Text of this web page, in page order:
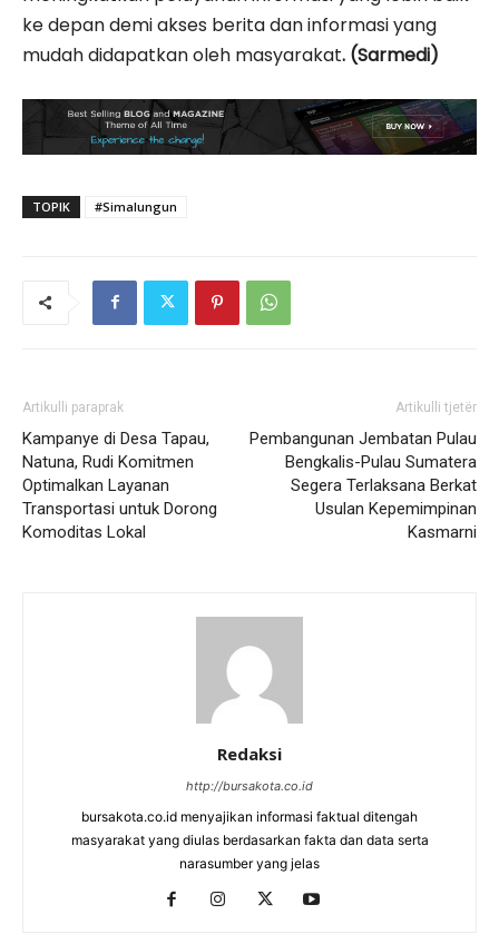
ke depan demi akses berita dan informasi yang
mudah didapatkan oleh masyarakat. (Sarmedi)
TOPIK #Simalungun
Artikulli paraprak
Kampanye di Desa Tapau,
Natuna, Rudi Komitmen
Optimalkan Layanan
Transportasi untuk Dorong
Komoditas Lokal
Artikulli tjetër
Pembangunan Jembatan Pulau
Bengkalis-Pulau Sumatera
Segera Terlaksana Berkat
Usulan Kepemimpinan
Kasmarni
Redaksi
http://bursakota.co.id
bursakota.co.id menyajikan informasi faktual ditengah
masyarakat yang diulas berdasarkan fakta dan data serta
narasumber yang jelas